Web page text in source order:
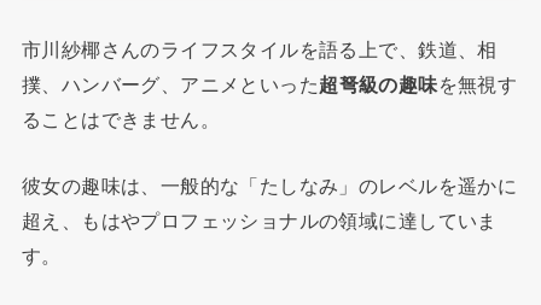
市川紗椰さんのライフスタイルを語る上で、鉄道、相
撲、ハンバーグ、アニメといった超弩級の趣味を無視す
ることはできません。
彼女の趣味は、一般的な「たしなみ」のレベルを遥かに
超え、もはやプロフェッショナルの領域に達していま
す。